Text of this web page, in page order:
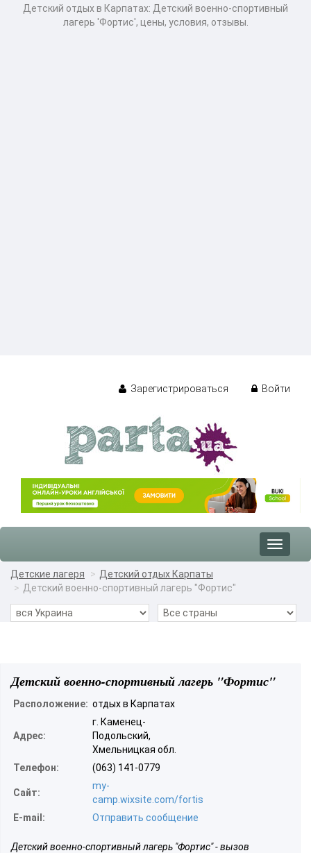
Детcкий отдых в Карпатах: Детский военно-спортивный
лагерь 'Фортис', цены, условия, отзывы.
Зарегистрироваться Войти
Toggle
Детские лагеря
Детский отдых Карпаты
Детский военно-спортивный лагерь "Фортис"
Детский военно-спортивный лагерь "Фортис"
Расположение: отдых в Карпатах
Адрес:
г. Каменец-
Подольский,
Хмельницкая обл.
Телефон:
(063) 141-0779
Сайт:
my-
camp.wixsite.com/fortis
E-mail:
Отправить сообщение
Детский военно-спортивный лагерь "Фортис" - вызов